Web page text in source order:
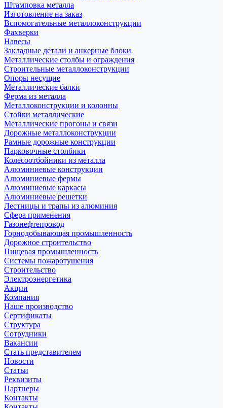
Штамповка металла
Изготовление на заказ
Вспомогательные металлоконструкции
Фахверки
Навесы
Закладные детали и анкерные блоки
Металлические столбы и ограждения
Строительные металлоконструкции
Опоры несущие
Металлические балки
Ферма из металла
Металлоконструкции и колонны
Стойки металлические
Металлические прогоны и связи
Дорожные металлоконструкции
Рамные дорожные конструкции
Парковочные столбики
Колесоотбойники из металла
Алюминиевые конструкции
Алюминиевые фермы
Алюминиевые каркасы
Алюминиевые решетки
Лестницы и трапы из алюминия
Сфера применения
Газонефтепровод
Горнодобывающая промышленность
Дорожное строительство
Пищевая промышленность
Системы пожаротушения
Строительство
Электроэнергетика
Акции
Компания
Наше производство
Сертификаты
Структура
Сотрудники
Вакансии
Стать представителем
Новости
Статьи
Реквизиты
Партнеры
Контакты